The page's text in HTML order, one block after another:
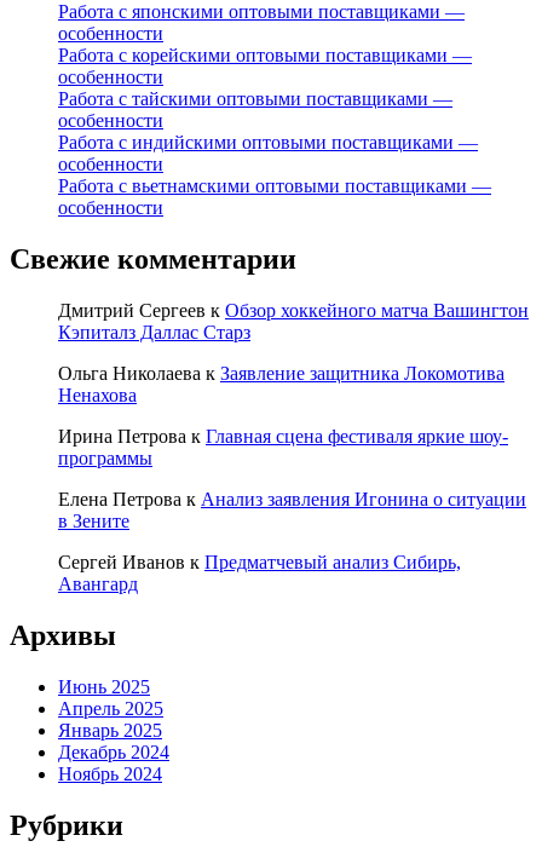
Работа с японскими оптовыми поставщиками —
особенности
Работа с корейскими оптовыми поставщиками —
особенности
Работа с тайскими оптовыми поставщиками —
особенности
Работа с индийскими оптовыми поставщиками —
особенности
Работа с вьетнамскими оптовыми поставщиками —
особенности
Свежие комментарии
Дмитрий Сергеев к Обзор хоккейного матча Вашингтон
Кэпиталз Даллас Старз
Ольга Николаева к Заявление защитника Локомотива
Ненахова
Ирина Петрова к Главная сцена фестиваля яркие шоу-
программы
Елена Петрова к Анализ заявления Игонина о ситуации
в Зените
Сергей Иванов к Предматчевый анализ Сибирь,
Авангард
Архивы
Июнь 2025
Апрель 2025
Январь 2025
Декабрь 2024
Ноябрь 2024
Рубрики